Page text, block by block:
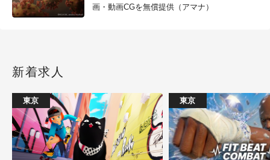
画・動画CGを無償提供（アマナ）
新着求人
東京 東京